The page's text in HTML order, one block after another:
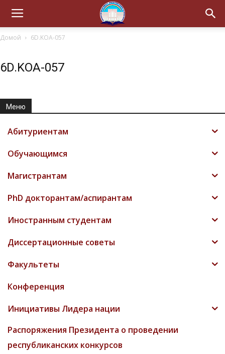
Домой 6D.KOA-057
6D.KOA-057
Меню
Абитуриентам
Обучающимся
Магистрантам
PhD докторантам/аспирантам
Иностранным студентам
Диссертационные советы
Факультеты
Конференция
Инициативы Лидера нации
Распоряжения Президента о проведении
республиканских конкурсов